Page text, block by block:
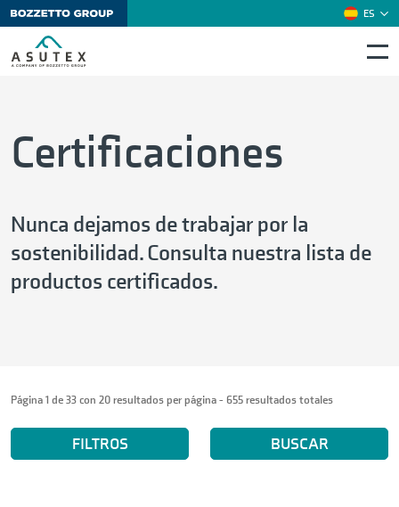
ES
Certificaciones
Nunca dejamos de trabajar por la
sostenibilidad. Consulta nuestra lista de
productos certificados.
Página 1 de 33 con 20 resultados per página - 655 resultados totales
FILTROS BUSCAR